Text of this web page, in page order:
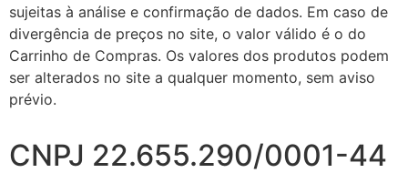
sujeitas à análise e confirmação de dados. Em caso de
divergência de preços no site, o valor válido é o do
Carrinho de Compras. Os valores dos produtos podem
ser alterados no site a qualquer momento, sem aviso
prévio.
CNPJ 22.655.290/0001-44